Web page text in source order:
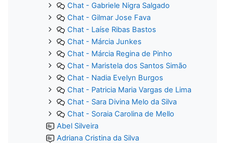
Chat - Gabriele Nigra Salgado
Chat - Gilmar Jose Fava
Chat - Laíse Ribas Bastos
Chat - Márcia Junkes
Chat - Márcia Regina de Pinho
Chat - Maristela dos Santos Simão
Chat - Nadia Evelyn Burgos
Chat - Patricia Maria Vargas de Lima
Chat - Sara Divina Melo da Silva
Chat - Soraia Carolina de Mello
Abel Silveira
Adriana Cristina da Silva